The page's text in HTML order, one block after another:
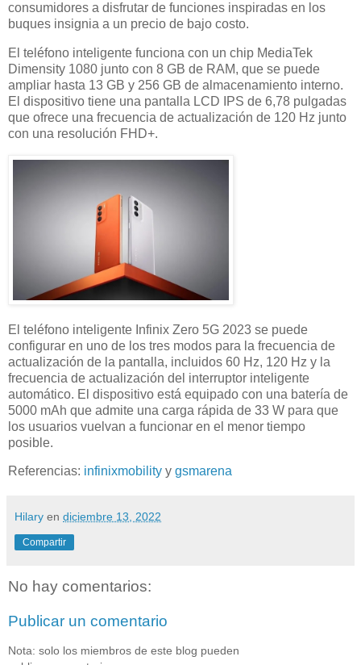
consumidores a disfrutar de funciones inspiradas en los
buques insignia a un precio de bajo costo.
El teléfono inteligente funciona con un chip MediaTek
Dimensity 1080 junto con 8 GB de RAM, que se puede
ampliar hasta 13 GB y 256 GB de almacenamiento interno.
El dispositivo tiene una pantalla LCD IPS de 6,78 pulgadas
que ofrece una frecuencia de actualización de 120 Hz junto
con una resolución FHD+.
El teléfono inteligente Infinix Zero 5G 2023 se puede
configurar en uno de los tres modos para la frecuencia de
actualización de la pantalla, incluidos 60 Hz, 120 Hz y la
frecuencia de actualización del interruptor inteligente
automático. El dispositivo está equipado con una batería de
5000 mAh que admite una carga rápida de 33 W para que
los usuarios vuelvan a funcionar en el menor tiempo
posible.
Referencias: infinixmobility y gsmarena
Hilary en diciembre 13, 2022
Compartir
No hay comentarios:
Publicar un comentario
Nota: solo los miembros de este blog pueden